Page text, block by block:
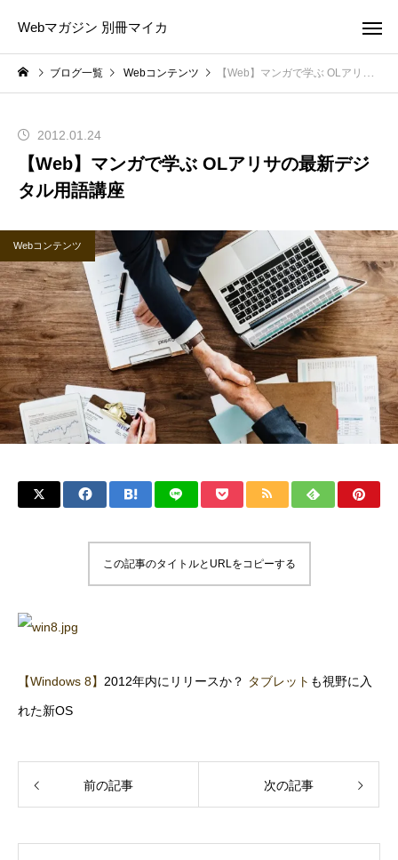
Webマガジン 別冊マイカ
ブログ一覧 Webコンテンツ 【Web】マンガで学ぶ OLアリサの最新デジタル用語講座
2012.01.24
【Web】マンガで学ぶ OLアリサの最新デジ
タル用語講座
Webコンテンツ
この記事のタイトルとURLをコピーする
【Windows 8】 2012年内にリリースか？ タブレット も視野に入
れた新OS
前の記事 次の記事